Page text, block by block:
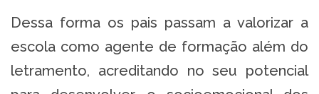
Dessa forma os pais passam a valorizar a
escola como agente de formação além do
letramento, acreditando no seu potencial